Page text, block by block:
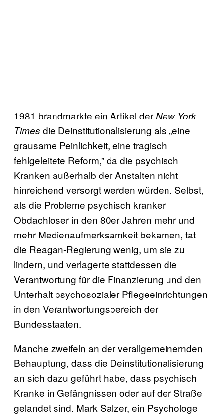
1981 brandmarkte ein Artikel derNew York
Times die Deinstitutionalisierung als „eine
grausame Peinlichkeit, eine tragisch
fehlgeleitete Reform,” da die psychisch
Kranken außerhalb der Anstalten nicht
hinreichend versorgt werden würden. Selbst,
als die Probleme psychisch kranker
Obdachloser in den 80er Jahren mehr und
mehr Medienaufmerksamkeit bekamen, tat
die Reagan-Regierung wenig, um sie zu
lindern, und verlagerte stattdessen die
Verantwortung für die Finanzierung und den
Unterhalt psychosozialer Pflegeeinrichtungen
in den Verantwortungsbereich der
Bundesstaaten.
Manche zweifeln an der verallgemeinernden
Behauptung, dass die Deinstitutionalisierung
an sich dazu geführt habe, dass psychisch
Kranke in Gefängnissen oder auf der Straße
gelandet sind. Mark Salzer, ein Psychologe